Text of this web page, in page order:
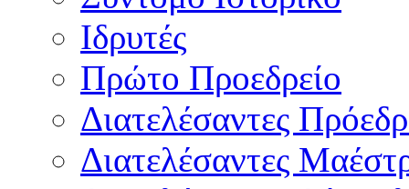
Ιδρυτές
Πρώτο Προεδρείο
Διατελέσαντες
Διατελέσαντες